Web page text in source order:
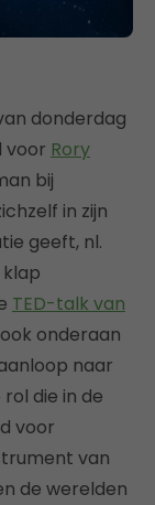
donderdag
voor Rory
bij
in zijn
geeft, nl.
TED-talk van
onderaan
naar
die in de
voor
van
de werelden